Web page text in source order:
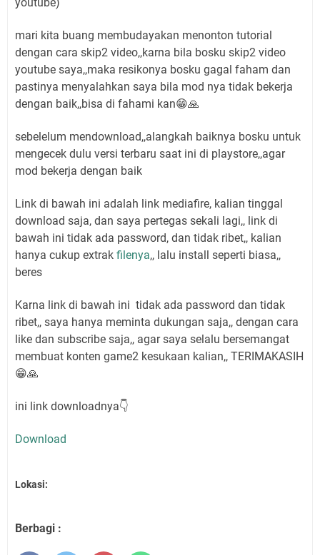
mari kita buang membudayakan menonton tutorial
dengan cara skip2 video,,karna bila bosku skip2 video
youtube saya,,maka resikonya bosku gagal faham dan
pastinya menyalahkan saya bila mod nya tidak bekerja
dengan baik,,bisa di fahami kan😁🙏
sebelelum mendownload,,alangkah baiknya bosku untuk
mengecek dulu versi terbaru saat ini di playstore,,agar
mod bekerja dengan baik
Link di bawah ini adalah link mediafire, kalian tinggal
download saja, dan saya pertegas sekali lagi,, link di
bawah ini tidak ada password, dan tidak ribet,, kalian
hanya cukup extrak filenya,, lalu install seperti biasa,,
beres
Karna link di bawah ini tidak ada password dan tidak
ribet,, saya hanya meminta dukungan saja,, dengan cara
like dan subscribe saja,, agar saya selalu bersemangat
membuat konten game2 kesukaan kalian,, TERIMAKASIH
😁🙏
ini link downloadnya👇
Download
Lokasi:
Berbagi :